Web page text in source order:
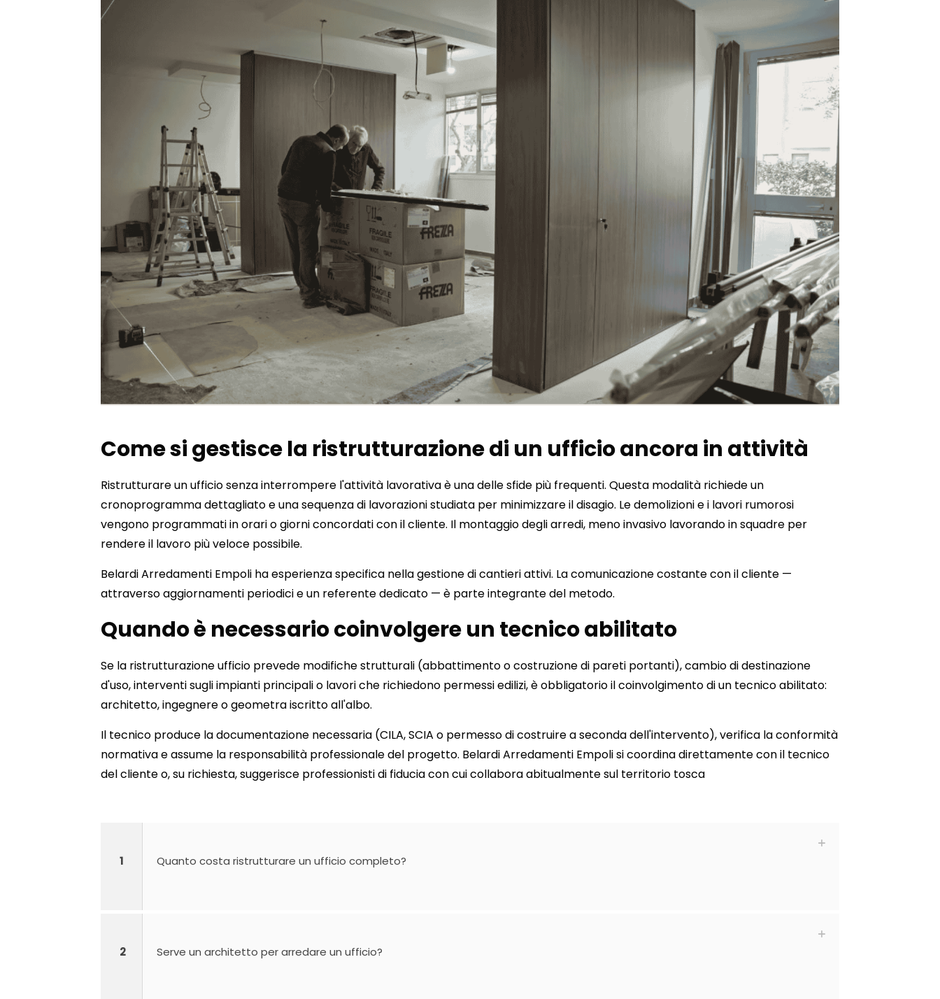
Come si gestisce la ristrutturazione di un ufficio ancora in attività
Ristrutturare un ufficio senza interrompere l'attività lavorativa è una delle sfide più frequenti. Questa modalità richiede un
cronoprogramma dettagliato e una sequenza di lavorazioni studiata per minimizzare il disagio. Le demolizioni e i lavori rumorosi
vengono programmati in orari o giorni concordati con il cliente. Il montaggio degli arredi, meno invasivo lavorando in squadre per
rendere il lavoro più veloce possibile.
Belardi Arredamenti Empoli ha esperienza specifica nella gestione di cantieri attivi. La comunicazione costante con il cliente —
attraverso aggiornamenti periodici e un referente dedicato — è parte integrante del metodo.
Quando è necessario coinvolgere un tecnico abilitato
Se la ristrutturazione ufficio prevede modifiche strutturali (abbattimento o costruzione di pareti portanti), cambio di destinazione
d'uso, interventi sugli impianti principali o lavori che richiedono permessi edilizi, è obbligatorio il coinvolgimento di un tecnico abilitato:
architetto, ingegnere o geometra iscritto all'albo.
Il tecnico produce la documentazione necessaria (CILA, SCIA o permesso di costruire a seconda dell'intervento), verifica la conformità
normativa e assume la responsabilità professionale del progetto. Belardi Arredamenti Empoli si coordina direttamente con il tecnico
del cliente o, su richiesta, suggerisce professionisti di fiducia con cui collabora abitualmente sul territorio tosca
1 Quanto costa ristrutturare un ufficio completo?
2 Serve un architetto per arredare un ufficio?